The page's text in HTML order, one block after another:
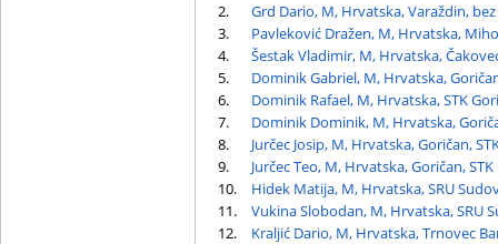
2.
Grd Dario, M, Hrvatska, Varaždin,
3.
Pavleković Dražen, M, Hrvatska,
4.
Šestak Vladimir, M, Hrvatska,
5.
Dominik Gabriel, M, Hrvatska,
6.
Dominik Rafael, M, Hrvatska, STK
7.
Dominik Dominik, M, Hrvatska,
8.
Jurčec Josip, M, Hrvatska, Goričan,
9.
Jurčec Teo, M, Hrvatska, Goričan,
10.
Hidek Matija, M, Hrvatska, SRU
11.
Vukina Slobodan, M, Hrvatska, SRU
12.
Kraljić Dario, M, Hrvatska, Trnovec